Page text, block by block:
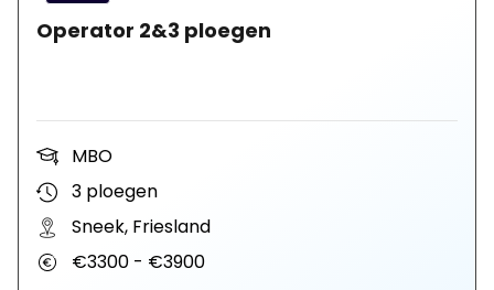
Operator 2&3 ploegen
MBO
3 ploegen
Sneek, Friesland
€3300 - €3900